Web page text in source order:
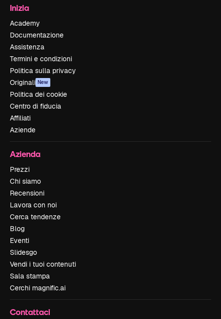
Inizia
Academy
Documentazione
Assistenza
Termini e condizioni
Politica sulla privacy
Originali New
Politica dei cookie
Centro di fiducia
Affiliati
Aziende
Azienda
Prezzi
Chi siamo
Recensioni
Lavora con noi
Cerca tendenze
Blog
Eventi
Slidesgo
Vendi i tuoi contenuti
Sala stampa
Cerchi magnific.ai
Contattaci